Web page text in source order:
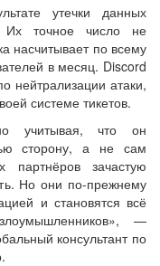
утечки данных
Их точное число не
насчитывает по всему
в месяц. Discord
нейтрализации атаки,
системе тикетов.
учитывая, что он
сторону, а не сам
партнёров зачастую
Но они по-прежнему
и становятся всё
—
консультант по